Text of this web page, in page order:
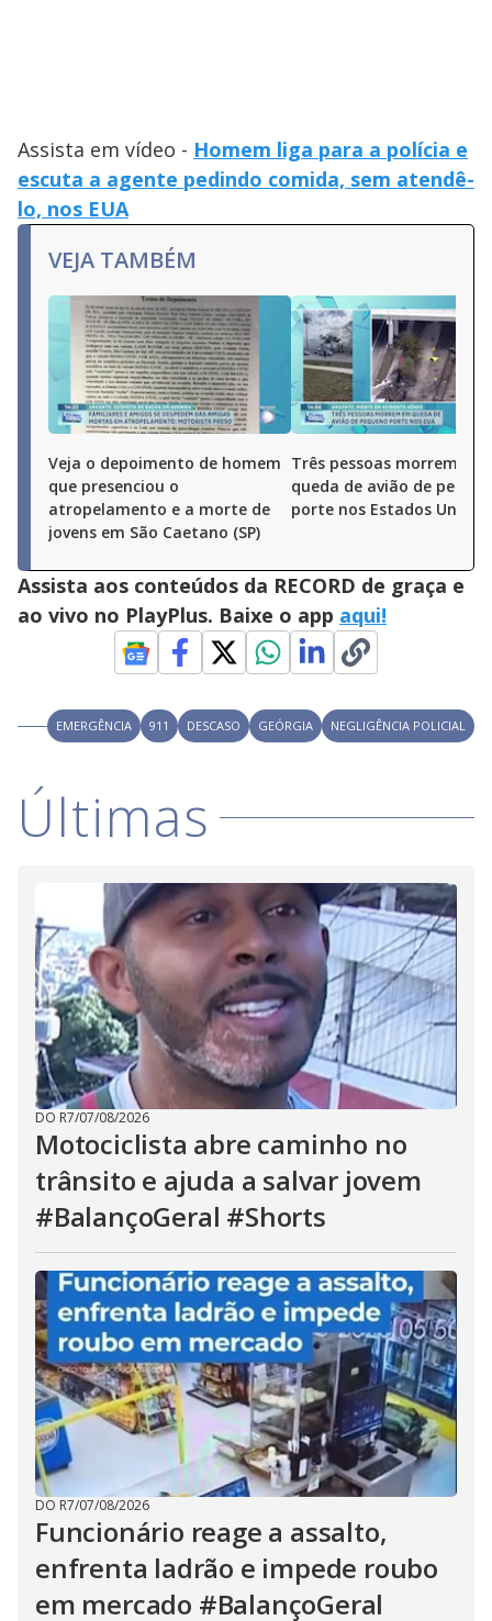
Assista em vídeo - Homem liga para a polícia e
escuta a agente pedindo comida, sem atendê-
lo, nos EUA
VEJA TAMBÉM
Veja o depoimento de homem
que presenciou o
atropelamento e a morte de
jovens em São Caetano (SP)
Três pessoas morrem em
queda de avião de
porte nos Estados Unidos
Assista aos conteúdos da RECORD de graça e
ao vivo no PlayPlus. Baixe o app aqui!
EMERGÊNCIA 911 DESCASO GEÓRGIA NEGLIGÊNCIA POLICIAL
Últimas
DO R7/07/08/2026
Motociclista abre caminho no
trânsito e ajuda a salvar jovem
#BalançoGeral #Shorts
DO R7/07/08/2026
Funcionário reage a assalto,
enfrenta ladrão e impede roubo
em mercado #BalançoGeral